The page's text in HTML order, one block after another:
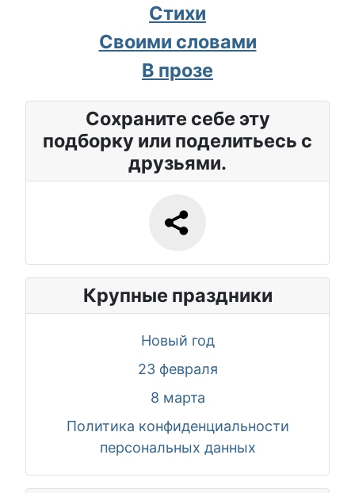
Стихи
Своими словами
В прозе
Сохраните себе эту
подборку или поделитьесь с
друзьями.
Крупные праздники
Новый год
23 февраля
8 марта
Политика конфиденциальности
персональных данных